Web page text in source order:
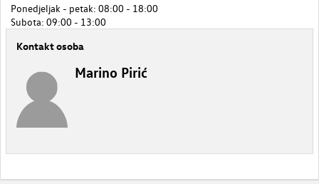
Ponedjeljak - petak: 08:00 - 18:00
Subota: 09:00 - 13:00
Kontakt osoba
Marino Pirić